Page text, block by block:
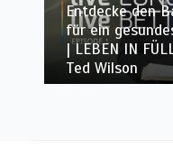
Entdecke den
für ein
| LEBEN IN
Ted Wilson